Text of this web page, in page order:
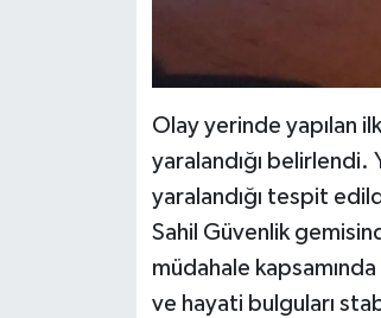
Olay yerinde yapılan
yaralandığı belirlendi.
yaralandığı tespit
Sahil Güvenlik
müdahale kapsamında
ve hayati bulguları